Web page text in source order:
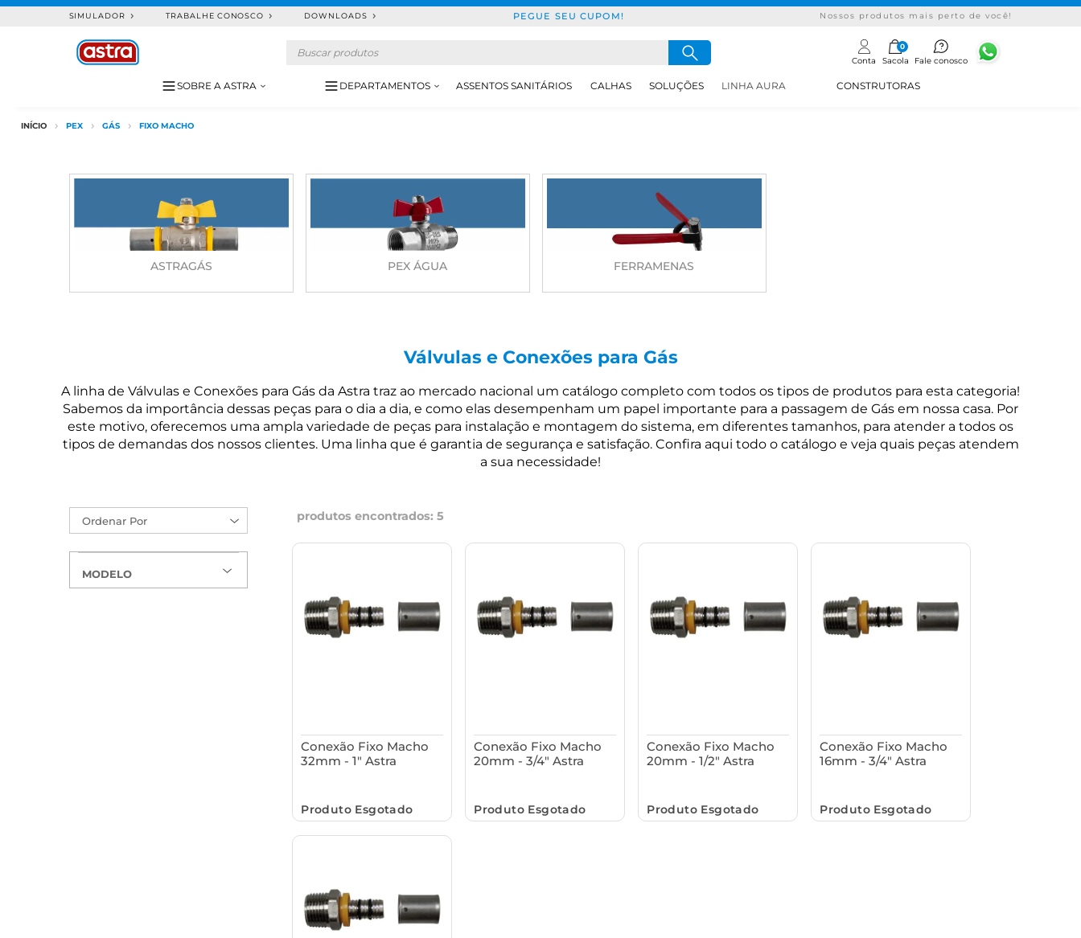
SIMULADOR TRABALHE CONOSCO DOWNLOADS PEGUE SEU CUPOM! Nossos produtos mais perto de você!
SOBRE A ASTRA DEPARTAMENTOS ASSENTOS SANITÁRIOS CALHAS SOLUÇÕES LINHA AURA CONSTRUTORAS
Conta
0
Sacola Fale conosco
INÍCIO PEX GÁS FIXO MACHO
ASTRAGÁS PEX ÁGUA FERRAMENAS
Válvulas e Conexões para Gás
A linha de Válvulas e Conexões para Gás da Astra traz ao mercado nacional um catálogo completo com todos os tipos de produtos para esta categoria!
Sabemos da importância dessas peças para o dia a dia, e como elas desempenham um papel importante para a passagem de Gás em nossa casa. Por
este motivo, oferecemos uma ampla variedade de peças para instalação e montagem do sistema, em diferentes tamanhos, para atender a todos os
tipos de demandas dos nossos clientes. Uma linha que é garantia de segurança e satisfação. Confira aqui todo o catálogo e veja quais peças atendem
a sua necessidade!
Ordenar Por
MODELO
produtos encontrados: 5
Conexão Fixo Macho
32mm - 1" Astra
Produto Esgotado
Conexão Fixo Macho
20mm - 3/4" Astra
Produto Esgotado
Conexão Fixo Macho
20mm - 1/2" Astra
Produto Esgotado
Conexão Fixo Macho
16mm - 3/4" Astra
Produto Esgotado